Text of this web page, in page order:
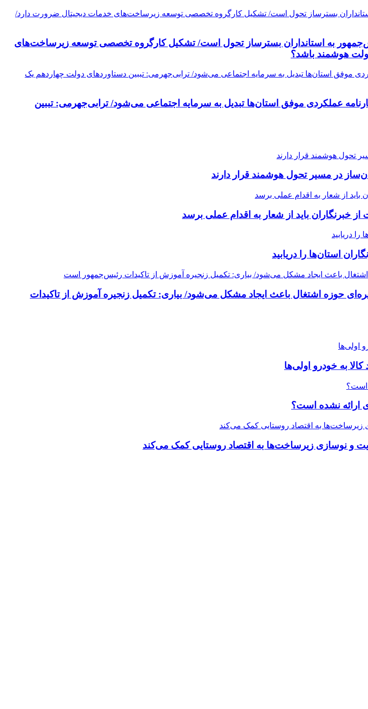
به استانداران بسترساز تحول است/ تشکیل کارگروه تخصصی توسعه زیرساخت‌های
هوشمند باشد؟
عملکردی موفق استان‌ها تبدیل به سرمایه اجتماعی می‌شود/ ترابی‌جهرمی: تببین
در مسیر تحول هوشمند قرار دارند
باید از شعار به اقدام عملی برسد
استان‌ها را دریابید
حوزه اشتغال باعث ایجاد مشکل می‌شود/ بیاری: تکمیل زنجیره آموزش از تاکیدات
ارائه نشده است؟
و نوسازی زیرساخت‌ها به اقتصاد روستایی کمک می‌کند